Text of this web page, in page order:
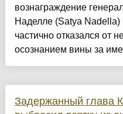
вознаграждение
Наделле (Satya
частично отказался от
осознанием вины за
Задержанный глава